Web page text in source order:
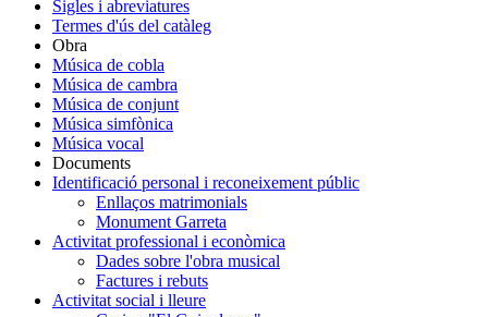
Sigles i abreviatures
Termes d'ús del catàleg
Obra
Música de cobla
Música de cambra
Música de conjunt
Música simfònica
Música vocal
Documents
Identificació personal i reconeixement públic
Enllaços matrimonials
Monument Garreta
Activitat professional i econòmica
Dades sobre l'obra musical
Factures i rebuts
Activitat social i lleure